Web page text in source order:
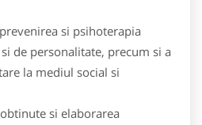
si psihoterapia
de personalitate, precum si a
la mediul social si
si elaborarea